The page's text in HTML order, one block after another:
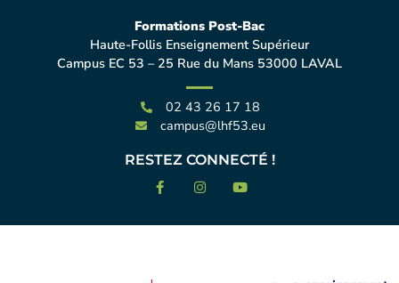
Formations Post-Bac
Haute-Follis Enseignement Supérieur
Campus EC 53 – 25 Rue du Mans 53000 LAVAL
02 43 26 17 18
campus@lhf53.eu
RESTEZ CONNECTÉ !